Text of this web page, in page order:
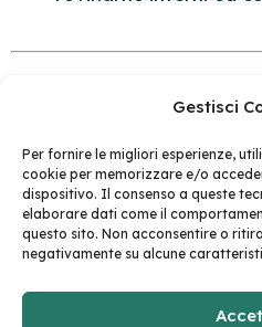
Gestisci
Per fornire le migliori esperienze,
cookie per memorizzare e/o
dispositivo. Il consenso a queste
elaborare dati come il
questo sito. Non acconsentire o
negativamente su alcune
Vuoi
informazioni
contattaci!
Scopri quitutti i servizi